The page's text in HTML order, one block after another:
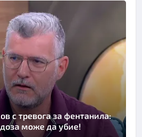
с тревога за фентанила:
може да убие!